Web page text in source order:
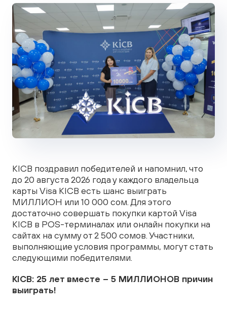
KICB поздравил победителей и напомнил, что
до 20 августа 2026 года у каждого владельца
карты Visa KICB есть шанс выиграть
МИЛЛИОН или 10 000 сом. Для этого
достаточно совершать покупки картой Visa
KICB в POS-терминалах или онлайн покупки на
сайтах на сумму от 2 500 сомов. Участники,
выполняющие условия программы, могут стать
следующими победителями.
KICB: 25 лет вместе – 5 МИЛЛИОНОВ причин
выиграть!